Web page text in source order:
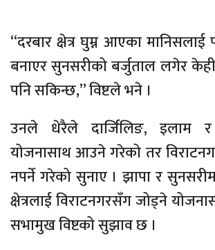
‘‘दरबार क्षेत्र घुम्न आएका मानिसलाई
बनाएर सुनसरीको बर्जुताल लगेर
पनि सकिन्छ,’’ विष्टले भने ।
उनले धेरैले दार्जिलिङ, इलाम
योजनासाथ आउने गरेको तर
नपर्ने गरेको सुनाए । झापा र
क्षेत्रलाई विराटनगरसँग जोड्ने
सभामुख विष्टको सुझाव छ ।